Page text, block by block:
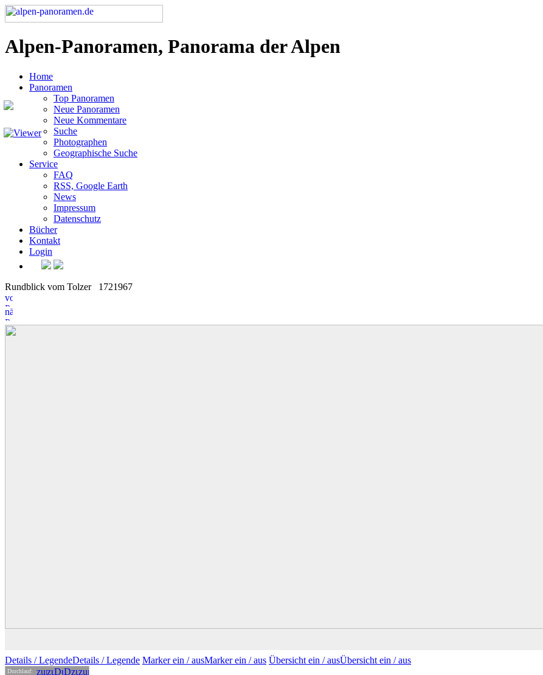
Alpen-Panoramen, Panorama der Alpen
Home
Panoramen
Top Panoramen
Neue Panoramen
Neue Kommentare
Suche
Photographen
Geographische Suche
Service
FAQ
RSS, Google Earth
News
Impressum
Datenschutz
Bücher
Kontakt
Login
Rundblick vom Tolzer 1721967
Details / LegendeDetails /Legende Marker ein /ausMarkerein / aus Übersicht ein /ausÜbersicht ein / aus
Durchlauf: